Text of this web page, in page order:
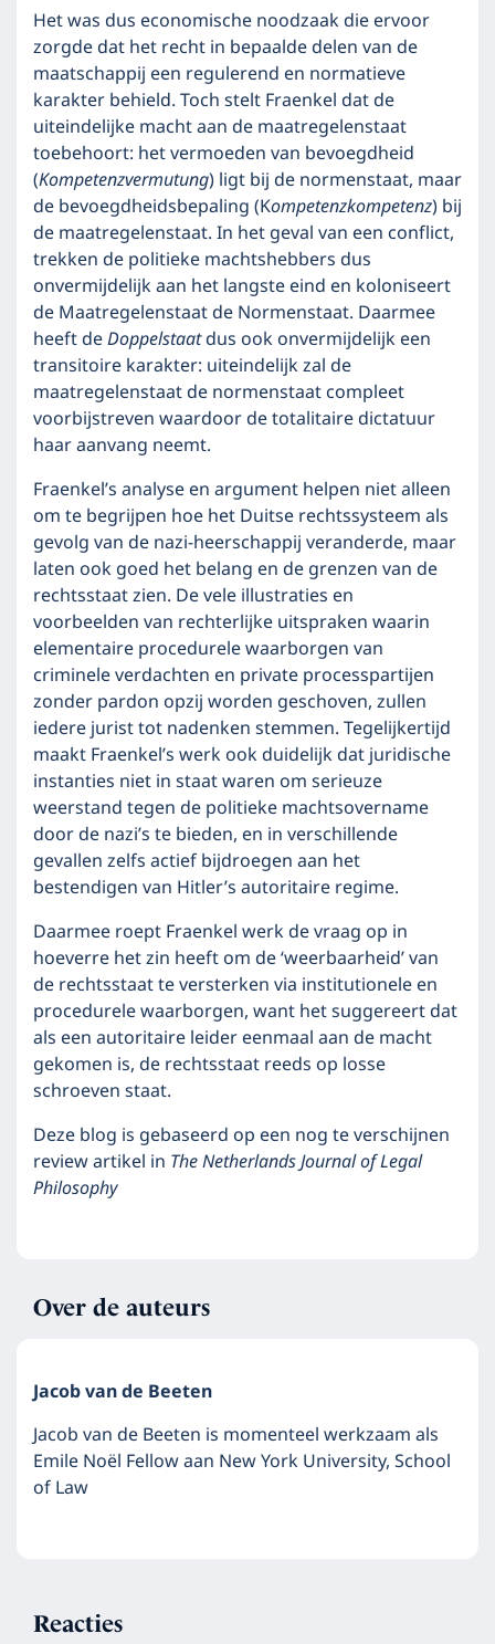
Het was dus economische noodzaak die ervoor
zorgde dat het recht in bepaalde delen van de
maatschappij een regulerend en normatieve
karakter behield. Toch stelt Fraenkel dat de
uiteindelijke macht aan de maatregelenstaat
toebehoort: het vermoeden van bevoegdheid
(Kompetenzvermutung) ligt bij de normenstaat, maar
de bevoegdheidsbepaling (Kompetenzkompetenz) bij
de maatregelenstaat. In het geval van een conflict,
trekken de politieke machtshebbers dus
onvermijdelijk aan het langste eind en koloniseert
de Maatregelenstaat de Normenstaat. Daarmee
heeft deDoppelstaatdus ook onvermijdelijk een
transitoire karakter: uiteindelijk zal de
maatregelenstaat de normenstaat compleet
voorbijstreven waardoor de totalitaire dictatuur
haar aanvang neemt.
Fraenkel’s analyse en argument helpen niet alleen
om te begrijpen hoe het Duitse rechtssysteem als
gevolg van de nazi-heerschappij veranderde, maar
laten ook goed het belang en de grenzen van de
rechtsstaat zien. De vele illustraties en
voorbeelden van rechterlijke uitspraken waarin
elementaire procedurele waarborgen van
criminele verdachten en private processpartijen
zonder pardon opzij worden geschoven, zullen
iedere jurist tot nadenken stemmen. Tegelijkertijd
maakt Fraenkel’s werk ook duidelijk dat juridische
instanties niet in staat waren om serieuze
weerstand tegen de politieke machtsovername
door de nazi’s te bieden, en in verschillende
gevallen zelfs actief bijdroegen aan het
bestendigen van Hitler’s autoritaire regime.
Daarmee roept Fraenkel werk de vraag op in
hoeverre het zin heeft om de ‘weerbaarheid’ van
de rechtsstaat te versterken via institutionele en
procedurele waarborgen, want het suggereert dat
als een autoritaire leider eenmaal aan de macht
gekomen is, de rechtsstaat reeds op losse
schroeven staat.
Deze blog is gebaseerd op een nog te verschijnen
review artikel in The Netherlands Journal of Legal
Philosophy
Over de auteurs
Jacob van de Beeten
Jacob van de Beeten is momenteel werkzaam als
Emile Noël Fellow aan New York University, School
of Law
Reacties